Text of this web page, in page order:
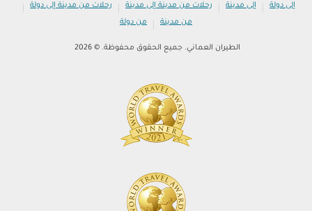
إلى دولة | إلى مدينة | رحلات من مدينة إلى مدينة | رحلات من مدينة إلى دولة |
من مدينة | من دولة
الطيران العماني. جميع الحقوق محفوظة. © 2026